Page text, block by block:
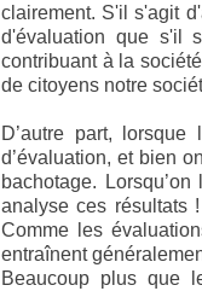
clairement. S'il s'agit
d'évaluation que s'il
contribuant à la
de citoyens notre
D’autre part,
d’évaluation, et bien
bachotage.
analyse ces résultats
Comme les
entraînent
Beaucoup plus que